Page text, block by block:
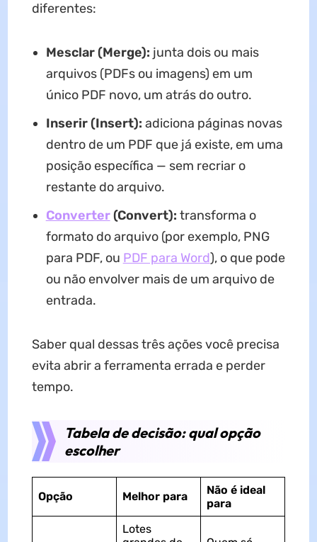
diferentes:
Mesclar (Merge): junta dois ou mais
arquivos (PDFs ou imagens) em um
único PDF novo, um atrás do outro.
Inserir (Insert): adiciona páginas novas
dentro de um PDF que já existe, em uma
posição específica — sem recriar o
restante do arquivo.
Converter(Convert): transforma o
formato do arquivo (por exemplo, PNG
para PDF, ou PDF para Word), o que pode
ou não envolver mais de um arquivo de
entrada.
Saber qual dessas três ações você precisa
evita abrir a ferramenta errada e perder
tempo.
Tabela de decisão: qual opção
escolher
Opção Melhor para
Não é ideal
para
Lotes